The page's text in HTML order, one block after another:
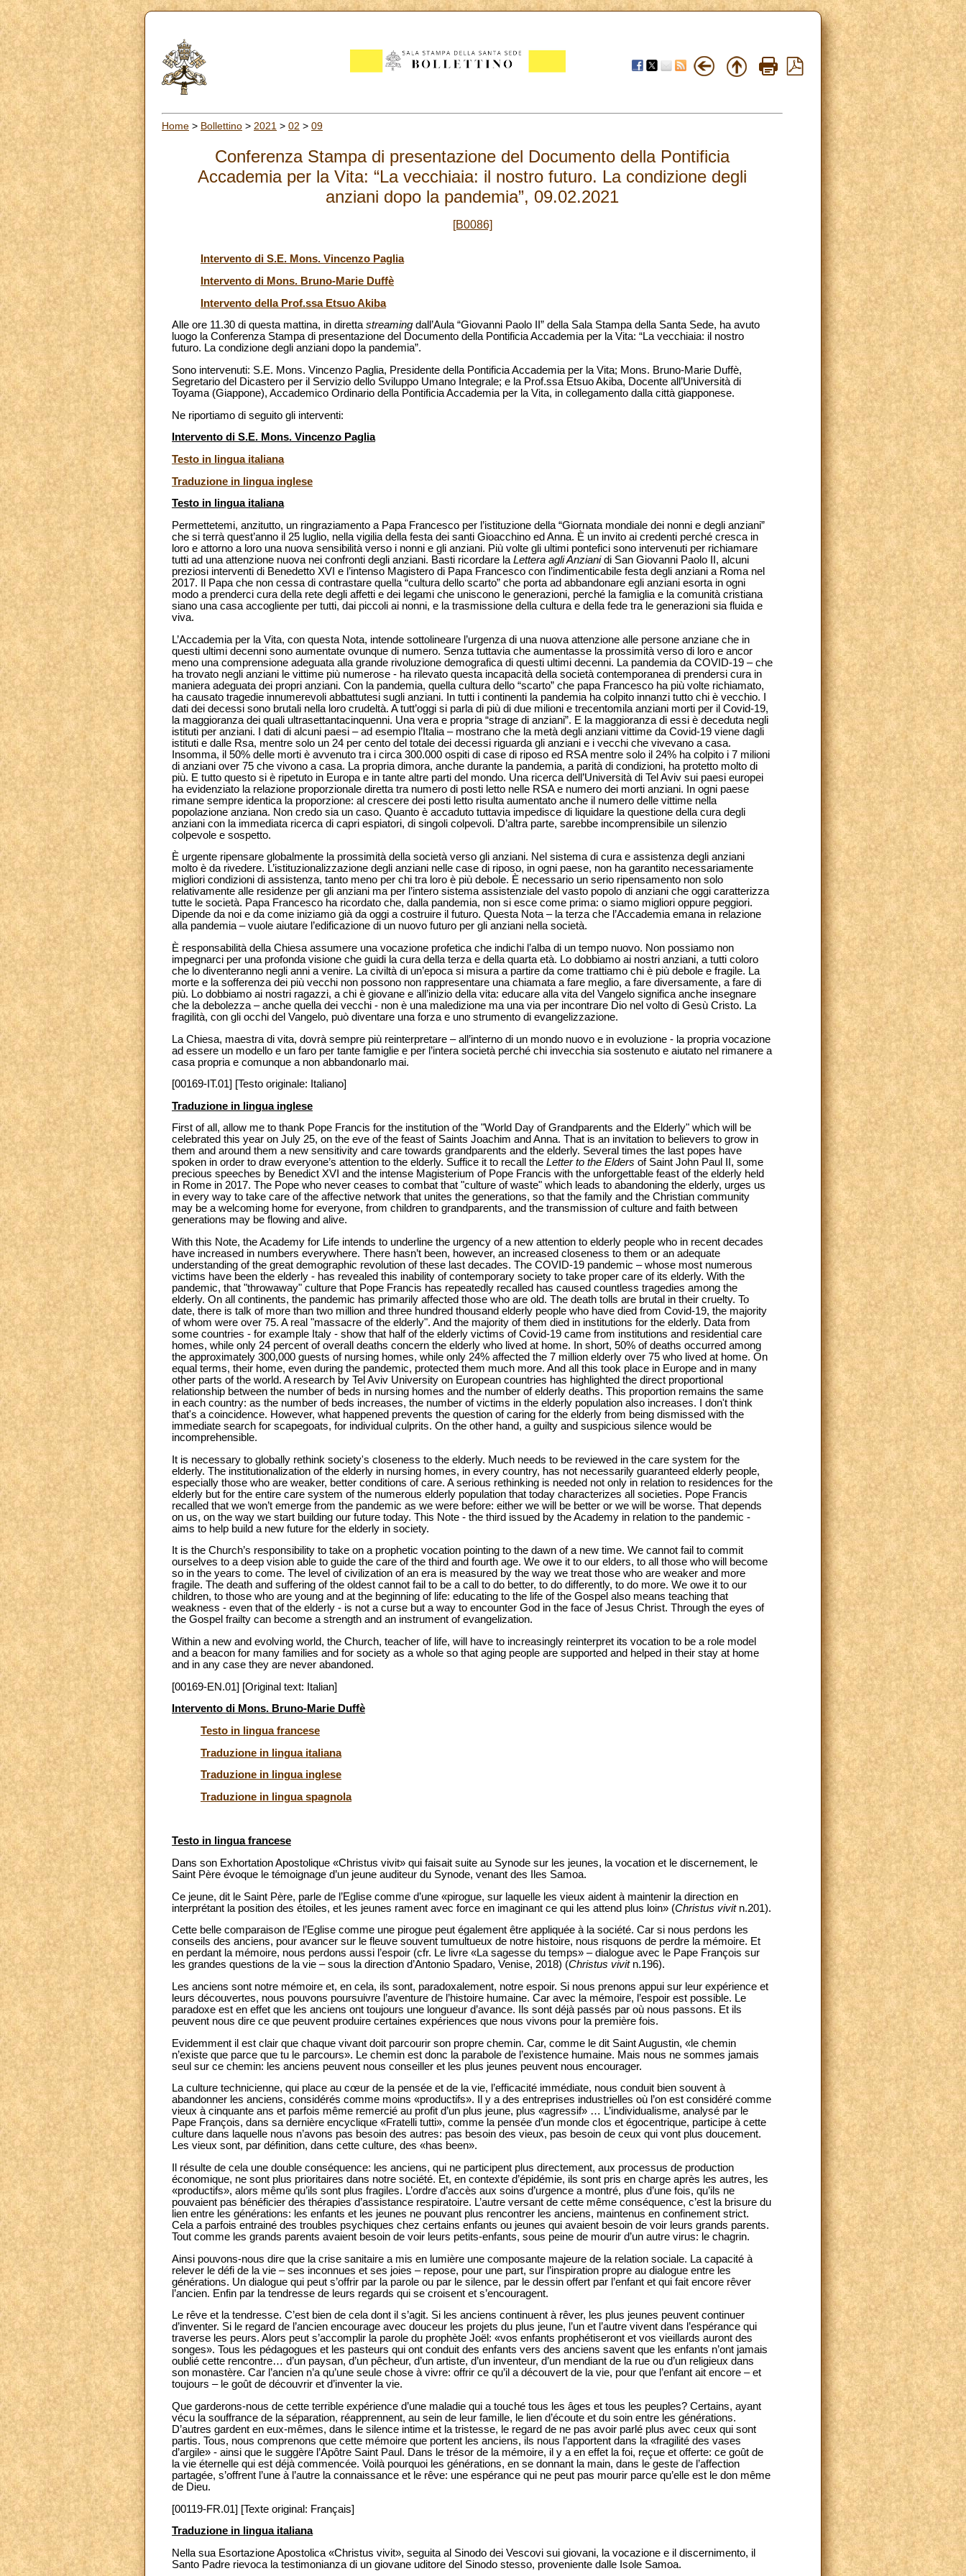
Home > Bollettino > 2021 > 02 > 09
Conferenza Stampa di presentazione del Documento della Pontificia
Accademia per la Vita: “La vecchiaia: il nostro futuro. La condizione degli
anziani dopo la pandemia”, 09.02.2021
[B0086]
Intervento di S.E. Mons. Vincenzo Paglia
Intervento di Mons. Bruno-Marie Duffè
Intervento della Prof.ssa Etsuo Akiba
Alle ore 11.30 di questa mattina, in direttastreaming dall’Aula “Giovanni Paolo II” della Sala Stampa della Santa Sede, ha avuto
luogo la Conferenza Stampa di presentazione del Documento della Pontificia Accademia per la Vita: “La vecchiaia: il nostro
futuro. La condizione degli anziani dopo la pandemia”.
Sono intervenuti: S.E. Mons. Vincenzo Paglia, Presidente della Pontificia Accademia per la Vita; Mons. Bruno-Marie Duffè,
Segretario del Dicastero per il Servizio dello Sviluppo Umano Integrale; e la Prof.ssa Etsuo Akiba, Docente all’Università di
Toyama (Giappone), Accademico Ordinario della Pontificia Accademia per la Vita, in collegamento dalla città giapponese.
Ne riportiamo di seguito gli interventi:
Intervento di S.E. Mons. Vincenzo Paglia
Testo in lingua italiana
Traduzione in lingua inglese
Testo in lingua italiana
Permettetemi, anzitutto, un ringraziamento a Papa Francesco per l’istituzione della “Giornata mondiale dei nonni e degli anziani”
che si terrà quest’anno il 25 luglio, nella vigilia della festa dei santi Gioacchino ed Anna. È un invito ai credenti perché cresca in
loro e attorno a loro una nuova sensibilità verso i nonni e gli anziani. Più volte gli ultimi pontefici sono intervenuti per richiamare
tutti ad una attenzione nuova nei confronti degli anziani. Basti ricordare la Lettera agli Anzianidi San Giovanni Paolo II, alcuni
preziosi interventi di Benedetto XVI e l’intenso Magistero di Papa Francesco con l’indimenticabile festa degli anziani a Roma nel
2017. Il Papa che non cessa di contrastare quella “cultura dello scarto” che porta ad abbandonare egli anziani esorta in ogni
modo a prenderci cura della rete degli affetti e dei legami che uniscono le generazioni, perché la famiglia e la comunità cristiana
siano una casa accogliente per tutti, dai piccoli ai nonni, e la trasmissione della cultura e della fede tra le generazioni sia fluida e
viva.
L’Accademia per la Vita, con questa Nota, intende sottolineare l’urgenza di una nuova attenzione alle persone anziane che in
questi ultimi decenni sono aumentate ovunque di numero. Senza tuttavia che aumentasse la prossimità verso di loro e ancor
meno una comprensione adeguata alla grande rivoluzione demografica di questi ultimi decenni. La pandemia da COVID-19 – che
ha trovato negli anziani le vittime più numerose - ha rilevato questa incapacità della società contemporanea di prendersi cura in
maniera adeguata dei propri anziani. Con la pandemia, quella cultura dello “scarto” che papa Francesco ha più volte richiamato,
ha causato tragedie innumerevoli abbattutesi sugli anziani. In tutti i continenti la pandemia ha colpito innanzi tutto chi è vecchio. I
dati dei decessi sono brutali nella loro crudeltà. A tutt’oggi si parla di più di due milioni e trecentomila anziani morti per il Covid-19,
la maggioranza dei quali ultrasettantacinquenni. Una vera e propria “strage di anziani”. E la maggioranza di essi è deceduta negli
istituti per anziani. I dati di alcuni paesi – ad esempio l’Italia – mostrano che la metà degli anziani vittime da Covid-19 viene dagli
istituti e dalle Rsa, mentre solo un 24 per cento del totale dei decessi riguarda gli anziani e i vecchi che vivevano a casa.
Insomma, il 50% delle morti è avvenuto tra i circa 300.000 ospiti di case di riposo ed RSA mentre solo il 24% ha colpito i 7 milioni
di anziani over 75 che vivono a casa. La propria dimora, anche durante la pandemia, a parità di condizioni, ha protetto molto di
più. E tutto questo si è ripetuto in Europa e in tante altre parti del mondo. Una ricerca dell’Università di Tel Aviv sui paesi europei
ha evidenziato la relazione proporzionale diretta tra numero di posti letto nelle RSA e numero dei morti anziani. In ogni paese
rimane sempre identica la proporzione: al crescere dei posti letto risulta aumentato anche il numero delle vittime nella
popolazione anziana. Non credo sia un caso. Quanto è accaduto tuttavia impedisce di liquidare la questione della cura degli
anziani con la immediata ricerca di capri espiatori, di singoli colpevoli. D’altra parte, sarebbe incomprensibile un silenzio
colpevole e sospetto.
È urgente ripensare globalmente la prossimità della società verso gli anziani. Nel sistema di cura e assistenza degli anziani
molto è da rivedere. L’istituzionalizzazione degli anziani nelle case di riposo, in ogni paese, non ha garantito necessariamente
migliori condizioni di assistenza, tanto meno per chi tra loro è più debole. È necessario un serio ripensamento non solo
relativamente alle residenze per gli anziani ma per l’intero sistema assistenziale del vasto popolo di anziani che oggi caratterizza
tutte le società. Papa Francesco ha ricordato che, dalla pandemia, non si esce come prima: o siamo migliori oppure peggiori.
Dipende da noi e da come iniziamo già da oggi a costruire il futuro. Questa Nota – la terza che l’Accademia emana in relazione
alla pandemia – vuole aiutare l’edificazione di un nuovo futuro per gli anziani nella società.
È responsabilità della Chiesa assumere una vocazione profetica che indichi l’alba di un tempo nuovo. Non possiamo non
impegnarci per una profonda visione che guidi la cura della terza e della quarta età. Lo dobbiamo ai nostri anziani, a tutti coloro
che lo diventeranno negli anni a venire. La civiltà di un’epoca si misura a partire da come trattiamo chi è più debole e fragile. La
morte e la sofferenza dei più vecchi non possono non rappresentare una chiamata a fare meglio, a fare diversamente, a fare di
più. Lo dobbiamo ai nostri ragazzi, a chi è giovane e all’inizio della vita: educare alla vita del Vangelo significa anche insegnare
che la debolezza – anche quella dei vecchi - non è una maledizione ma una via per incontrare Dio nel volto di Gesù Cristo. La
fragilità, con gli occhi del Vangelo, può diventare una forza e uno strumento di evangelizzazione.
La Chiesa, maestra di vita, dovrà sempre più reinterpretare – all’interno di un mondo nuovo e in evoluzione - la propria vocazione
ad essere un modello e un faro per tante famiglie e per l’intera società perché chi invecchia sia sostenuto e aiutato nel rimanere a
casa propria e comunque a non abbandonarlo mai.
[00169-IT.01] [Testo originale: Italiano]
Traduzione in lingua inglese
First of all, allow me to thank Pope Francis for the institution of the "World Day of Grandparents and the Elderly" which will be
celebrated this year on July 25, on the eve of the feast of Saints Joachim and Anna. That is an invitation to believers to grow in
them and around them a new sensitivity and care towards grandparents and the elderly. Several times the last popes have
spoken in order to draw everyone’s attention to the elderly. Suffice it to recall the Letter to the Elders of Saint John Paul II, some
precious speeches by Benedict XVI and the intense Magisterium of Pope Francis with the unforgettable feast of the elderly held
in Rome in 2017. The Pope who never ceases to combat that "culture of waste" which leads to abandoning the elderly, urges us
in every way to take care of the affective network that unites the generations, so that the family and the Christian community
may be a welcoming home for everyone, from children to grandparents, and the transmission of culture and faith between
generations may be flowing and alive.
With this Note, the Academy for Life intends to underline the urgency of a new attention to elderly people who in recent decades
have increased in numbers everywhere. There hasn’t been, however, an increased closeness to them or an adequate
understanding of the great demographic revolution of these last decades. The COVID-19 pandemic – whose most numerous
victims have been the elderly - has revealed this inability of contemporary society to take proper care of its elderly. With the
pandemic, that "throwaway" culture that Pope Francis has repeatedly recalled has caused countless tragedies among the
elderly. On all continents, the pandemic has primarily affected those who are old. The death tolls are brutal in their cruelty. To
date, there is talk of more than two million and three hundred thousand elderly people who have died from Covid-19, the majority
of whom were over 75. A real "massacre of the elderly". And the majority of them died in institutions for the elderly. Data from
some countries - for example Italy - show that half of the elderly victims of Covid-19 came from institutions and residential care
homes, while only 24 percent of overall deaths concern the elderly who lived at home. In short, 50% of deaths occurred among
the approximately 300,000 guests of nursing homes, while only 24% affected the 7 million elderly over 75 who lived at home. On
equal terms, their home, even during the pandemic, protected them much more. And all this took place in Europe and in many
other parts of the world. A research by Tel Aviv University on European countries has highlighted the direct proportional
relationship between the number of beds in nursing homes and the number of elderly deaths. This proportion remains the same
in each country: as the number of beds increases, the number of victims in the elderly population also increases. I don't think
that's a coincidence. However, what happened prevents the question of caring for the elderly from being dismissed with the
immediate search for scapegoats, for individual culprits. On the other hand, a guilty and suspicious silence would be
incomprehensible.
It is necessary to globally rethink society's closeness to the elderly. Much needs to be reviewed in the care system for the
elderly. The institutionalization of the elderly in nursing homes, in every country, has not necessarily guaranteed elderly people,
especially those who are weaker, better conditions of care. A serious rethinking is needed not only in relation to residences for the
elderly but for the entire care system of the numerous elderly population that today characterizes all societies. Pope Francis
recalled that we won’t emerge from the pandemic as we were before: either we will be better or we will be worse. That depends
on us, on the way we start building our future today. This Note - the third issued by the Academy in relation to the pandemic -
aims to help build a new future for the elderly in society.
It is the Church’s responsibility to take on a prophetic vocation pointing to the dawn of a new time. We cannot fail to commit
ourselves to a deep vision able to guide the care of the third and fourth age. We owe it to our elders, to all those who will become
so in the years to come. The level of civilization of an era is measured by the way we treat those who are weaker and more
fragile. The death and suffering of the oldest cannot fail to be a call to do better, to do differently, to do more. We owe it to our
children, to those who are young and at the beginning of life: educating to the life of the Gospel also means teaching that
weakness - even that of the elderly - is not a curse but a way to encounter God in the face of Jesus Christ. Through the eyes of
the Gospel frailty can become a strength and an instrument of evangelization.
Within a new and evolving world, the Church, teacher of life, will have to increasingly reinterpret its vocation to be a role model
and a beacon for many families and for society as a whole so that aging people are supported and helped in their stay at home
and in any case they are never abandoned.
[00169-EN.01] [Original text: Italian]
Intervento di Mons. Bruno-Marie Duffè
Testo in lingua francese
Traduzione in lingua italiana
Traduzione in lingua inglese
Traduzione in lingua spagnola
Testo in lingua francese
Dans son Exhortation Apostolique «Christus vivit» qui faisait suite au Synode sur les jeunes, la vocation et le discernement, le
Saint Père évoque le témoignage d’un jeune auditeur du Synode, venant des Iles Samoa.
Ce jeune, dit le Saint Père, parle de l’Eglise comme d’une «pirogue, sur laquelle les vieux aident à maintenir la direction en
interprétant la position des étoiles, et les jeunes rament avec force en imaginant ce qui les attend plus loin» (Christus vivitn.201).
Cette belle comparaison de l’Eglise comme une pirogue peut également être appliquée à la société. Car si nous perdons les
conseils des anciens, pour avancer sur le fleuve souvent tumultueux de notre histoire, nous risquons de perdre la mémoire. Et
en perdant la mémoire, nous perdons aussi l’espoir (cfr. Le livre «La sagesse du temps» – dialogue avec le Pape François sur
les grandes questions de la vie – sous la direction d’Antonio Spadaro, Venise, 2018) (Christus vivitn.196).
Les anciens sont notre mémoire et, en cela, ils sont, paradoxalement, notre espoir. Si nous prenons appui sur leur expérience et
leurs découvertes, nous pouvons poursuivre l’aventure de l’histoire humaine. Car avec la mémoire, l’espoir est possible. Le
paradoxe est en effet que les anciens ont toujours une longueur d’avance. Ils sont déjà passés par où nous passons. Et ils
peuvent nous dire ce que peuvent produire certaines expériences que nous vivons pour la première fois.
Evidemment il est clair que chaque vivant doit parcourir son propre chemin. Car, comme le dit Saint Augustin, «le chemin
n’existe que parce que tu le parcours». Le chemin est donc la parabole de l’existence humaine. Mais nous ne sommes jamais
seul sur ce chemin: les anciens peuvent nous conseiller et les plus jeunes peuvent nous encourager.
La culture technicienne, qui place au cœur de la pensée et de la vie, l’efficacité immédiate, nous conduit bien souvent à
abandonner les anciens, considérés comme moins «productifs». Il y a des entreprises industrielles où l’on est considéré comme
vieux à cinquante ans et parfois même remercié au profit d’un plus jeune, plus «agressif» … L’individualisme, analysé par le
Pape François, dans sa dernière encyclique «Fratelli tutti», comme la pensée d’un monde clos et égocentrique, participe à cette
culture dans laquelle nous n’avons pas besoin des autres: pas besoin des vieux, pas besoin de ceux qui vont plus doucement.
Les vieux sont, par définition, dans cette culture, des «has been».
Il résulte de cela une double conséquence: les anciens, qui ne participent plus directement, aux processus de production
économique, ne sont plus prioritaires dans notre société. Et, en contexte d’épidémie, ils sont pris en charge après les autres, les
«productifs», alors même qu’ils sont plus fragiles. L’ordre d’accès aux soins d’urgence a montré, plus d’une fois, qu’ils ne
pouvaient pas bénéficier des thérapies d’assistance respiratoire. L’autre versant de cette même conséquence, c’est la brisure du
lien entre les générations: les enfants et les jeunes ne pouvant plus rencontrer les anciens, maintenus en confinement strict.
Cela a parfois entrainé des troubles psychiques chez certains enfants ou jeunes qui avaient besoin de voir leurs grands parents.
Tout comme les grands parents avaient besoin de voir leurs petits-enfants, sous peine de mourir d’un autre virus: le chagrin.
Ainsi pouvons-nous dire que la crise sanitaire a mis en lumière une composante majeure de la relation sociale. La capacité à
relever le défi de la vie – ses inconnues et ses joies – repose, pour une part, sur l’inspiration propre au dialogue entre les
générations. Un dialogue qui peut s’offrir par la parole ou par le silence, par le dessin offert par l’enfant et qui fait encore rêver
l’ancien. Enfin par la tendresse de leurs regards qui se croisent et s’encouragent.
Le rêve et la tendresse. C’est bien de cela dont il s’agit. Si les anciens continuent à rêver, les plus jeunes peuvent continuer
d’inventer. Si le regard de l’ancien encourage avec douceur les projets du plus jeune, l’un et l’autre vivent dans l’espérance qui
traverse les peurs. Alors peut s’accomplir la parole du prophète Joël: «vos enfants prophétiseront et vos vieillards auront des
songes». Tous les pédagogues et les pasteurs qui ont conduit des enfants vers des anciens savent que les enfants n’ont jamais
oublié cette rencontre… d’un paysan, d’un pêcheur, d’un artiste, d’un inventeur, d’un mendiant de la rue ou d’un religieux dans
son monastère. Car l’ancien n’a qu’une seule chose à vivre: offrir ce qu’il a découvert de la vie, pour que l’enfant ait encore – et
toujours – le goût de découvrir et d’inventer la vie.
Que garderons-nous de cette terrible expérience d’une maladie qui a touché tous les âges et tous les peuples? Certains, ayant
vécu la souffrance de la séparation, réapprennent, au sein de leur famille, le lien d’écoute et du soin entre les générations.
D’autres gardent en eux-mêmes, dans le silence intime et la tristesse, le regard de ne pas avoir parlé plus avec ceux qui sont
partis. Tous, nous comprenons que cette mémoire que portent les anciens, ils nous l’apportent dans la «fragilité des vases
d’argile» - ainsi que le suggère l’Apôtre Saint Paul. Dans le trésor de la mémoire, il y a en effet la foi, reçue et offerte: ce goût de
la vie éternelle qui est déjà commencée. Voilà pourquoi les générations, en se donnant la main, dans le geste de l’affection
partagée, s’offrent l’une à l’autre la connaissance et le rêve: une espérance qui ne peut pas mourir parce qu’elle est le don même
de Dieu.
[00119-FR.01] [Texte original: Français]
Traduzione in lingua italiana
Nella sua Esortazione Apostolica «Christus vivit», seguita al Sinodo dei Vescovi sui giovani, la vocazione e il discernimento, il
Santo Padre rievoca la testimonianza di un giovane uditore del Sinodo stesso, proveniente dalle Isole Samoa.